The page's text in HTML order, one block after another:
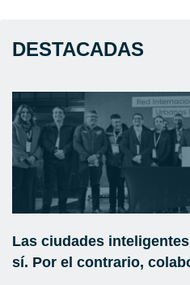
DESTACADAS
Las ciudades
sí. Por el contrario,